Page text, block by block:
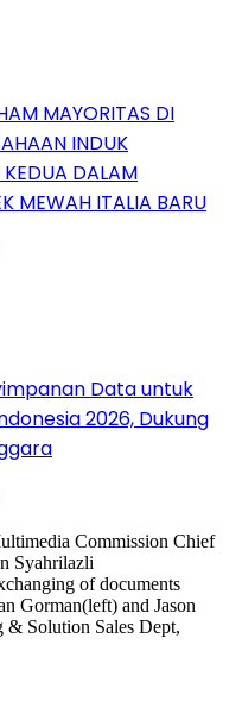
MAYORITAS DI
INDUK
DALAM
MEWAH ITALIA BARU
Data untuk
2026, Dukung